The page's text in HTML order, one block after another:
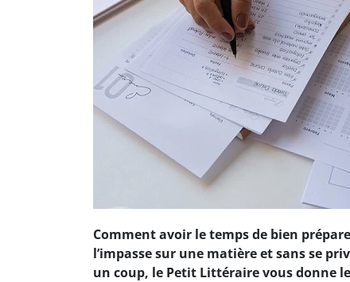
Comment avoir le temps de bien
l’impasse sur une matière et sans se
un coup, le Petit Littéraire vous donne